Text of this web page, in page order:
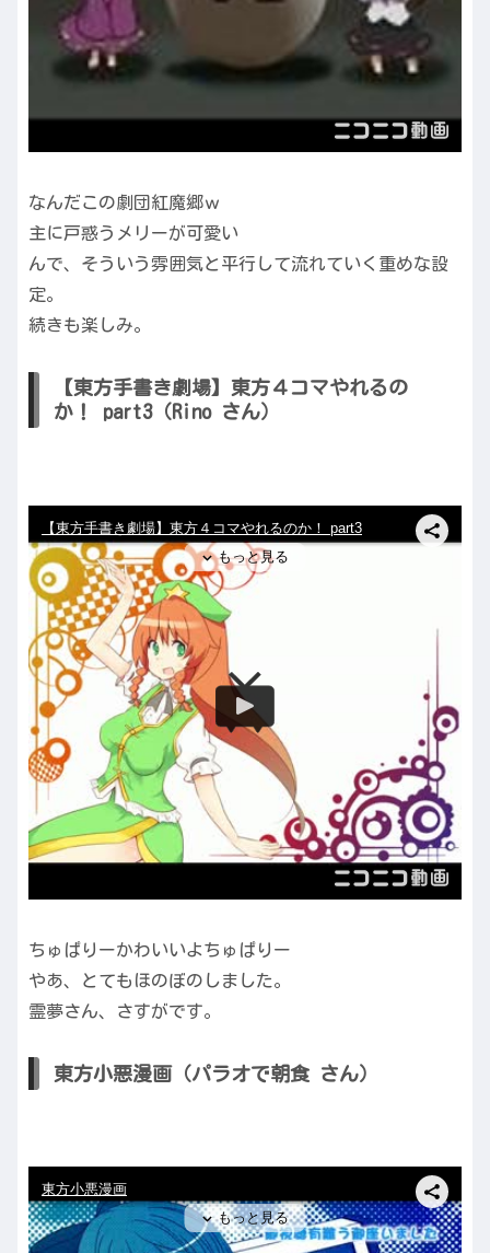
なんだこの劇団紅魔郷ｗ
主に戸惑うメリーが可愛い
んで、そういう雰囲気と平行して流れていく重めな設
定。
続きも楽しみ。
【東方手書き劇場】東方４コマやれるの
か！ part3（Rino さん）
ちゅぱりーかわいいよちゅぱりー
やあ、とてもほのぼのしました。
霊夢さん、さすがです。
東方小悪漫画（パラオで朝食 さん）